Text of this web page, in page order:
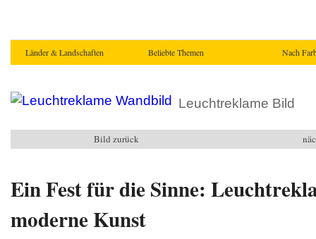
Länder & Landschaften Beliebte Themen Nach
Leuchtreklame Bild
Bild zurück
Ein Fest für die Sinne:
moderne Kunst